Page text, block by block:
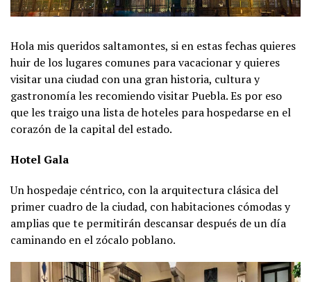
Hola mis queridos saltamontes, si en estas fechas quieres
huir de los lugares comunes para vacacionar y quieres
visitar una ciudad con una gran historia, cultura y
gastronomía les recomiendo visitar Puebla. Es por eso
que les traigo una lista de hoteles para hospedarse en el
corazón de la capital del estado.
Hotel Gala
Un hospedaje céntrico, con la arquitectura clásica del
primer cuadro de la ciudad, con habitaciones cómodas y
amplias que te permitirán descansar después de un día
caminando en el zócalo poblano.